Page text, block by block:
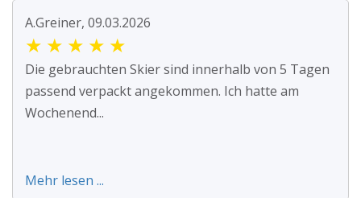
A.Greiner, 09.03.2026
★ ★ ★ ★ ★
Die gebrauchten Skier sind innerhalb von 5 Tagen
passend verpackt angekommen. Ich hatte am
Wochenend...
Mehr lesen ...